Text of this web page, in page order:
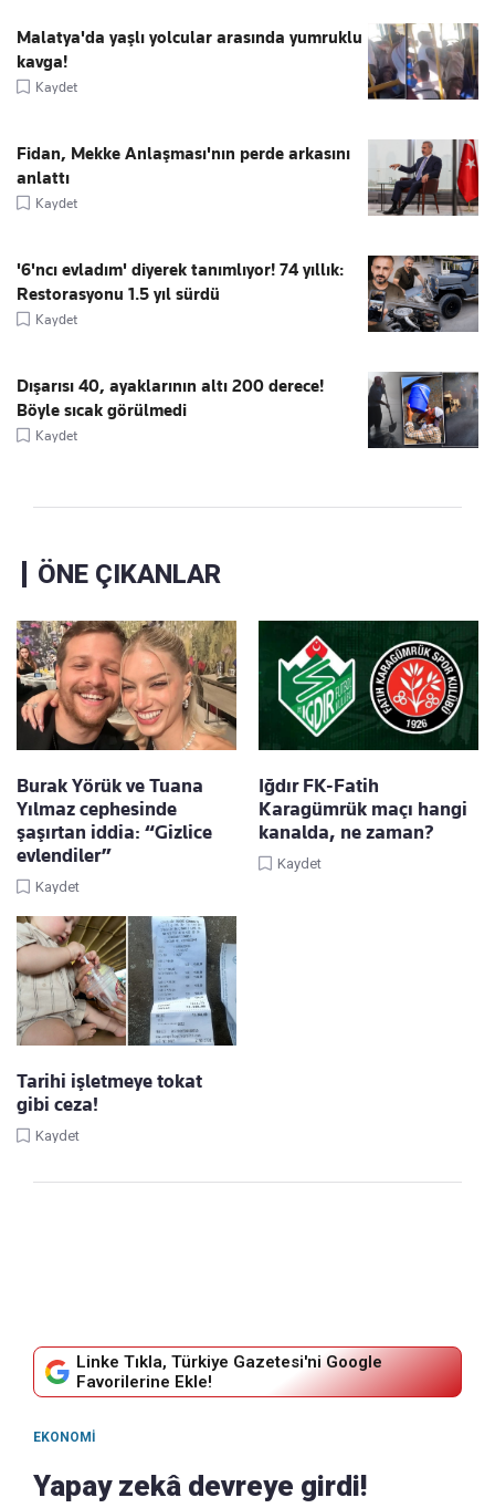
Malatya'da yaşlı yolcular arasında yumruklu
kavga!
Kaydet
Fidan, Mekke Anlaşması'nın perde arkasını
anlattı
Kaydet
'6'ncı evladım' diyerek tanımlıyor! 74 yıllık:
Restorasyonu 1.5 yıl sürdü
Kaydet
Dışarısı 40, ayaklarının altı 200 derece!
Böyle sıcak görülmedi
Kaydet
ÖNE ÇIKANLAR
Burak Yörük ve Tuana
Yılmaz cephesinde
şaşırtan iddia: “Gizlice
evlendiler”
Kaydet
Iğdır FK-Fatih
Karagümrük maçı hangi
kanalda, ne zaman?
Kaydet
Tarihi işletmeye tokat
gibi ceza!
Kaydet
Linke Tıkla, Türkiye Gazetesi'ni Google
Favorilerine Ekle!
EKONOMI
Yapay zekâ devreye girdi!